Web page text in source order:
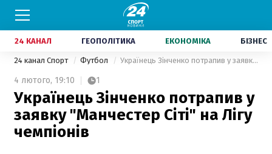
24 КАНАЛ ГЕОПОЛІТИКА ЕКОНОМІКА БІЗНЕС
24 канал Спорт Футбол Українець Зінченко потрапив у заявку "Манчестер Сіті" на Лігу чемпіонів
4 лютого, 19:10 1
Українець Зінченко потрапив у
заявку "Манчестер Сіті" на Лігу
чемпіонів